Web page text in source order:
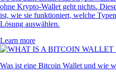
ohne Krypto-Wallet geht nichts.
ist, wie sie funktioniert, welche
Lösung auswählen.
Learn more
Was ist eine Bitcoin Wallet und wie